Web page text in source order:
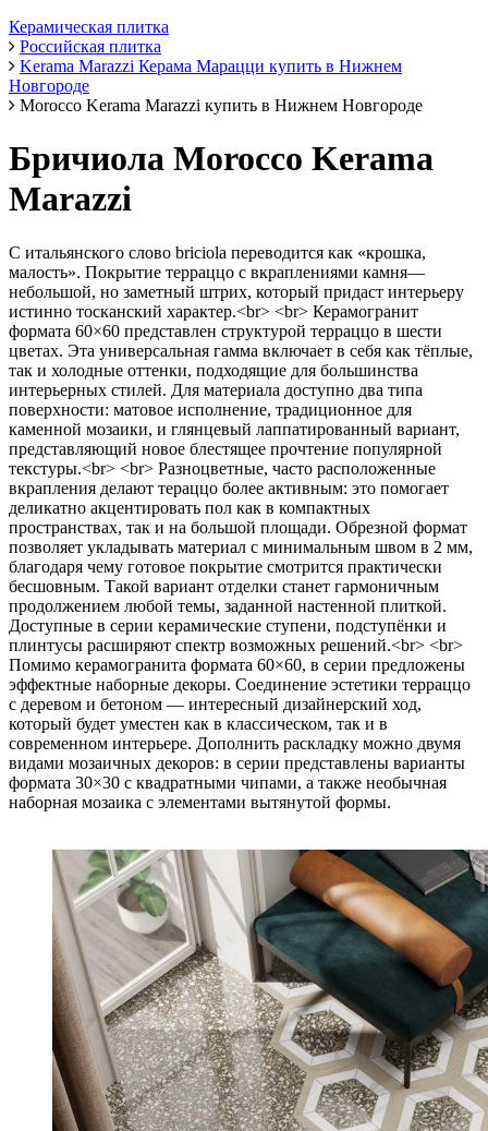
Керамическая плитка
Российская плитка
Kerama Marazzi Керама Марацци купить в Нижнем
Новгороде
Morocco Kerama Marazzi купить в Нижнем Новгороде
Бричиола Morocco Kerama
Marazzi
С итальянского слово briciola переводится как «крошка,
малость». Покрытие терраццо с вкраплениями камня—
небольшой, но заметный штрих, который придаст интерьеру
истинно тосканский характер.<br> <br> Керамогранит
формата 60×60 представлен структурой терраццо в шести
цветах. Эта универсальная гамма включает в себя как тёплые,
так и холодные оттенки, подходящие для большинства
интерьерных стилей. Для материала доступно два типа
поверхности: матовое исполнение, традиционное для
каменной мозаики, и глянцевый лаппатированный вариант,
представляющий новое блестящее прочтение популярной
текстуры.<br> <br> Разноцветные, часто расположенные
вкрапления делают тераццо более активным: это помогает
деликатно акцентировать пол как в компактных
пространствах, так и на большой площади. Обрезной формат
позволяет укладывать материал с минимальным швом в 2 мм,
благодаря чему готовое покрытие смотрится практически
бесшовным. Такой вариант отделки станет гармоничным
продолжением любой темы, заданной настенной плиткой.
Доступные в серии керамические ступени, подступёнки и
плинтусы расширяют спектр возможных решений.<br> <br>
Помимо керамогранита формата 60×60, в серии предложены
эффектные наборные декоры. Соединение эстетики терраццо
с деревом и бетоном — интересный дизайнерский ход,
который будет уместен как в классическом, так и в
современном интерьере. Дополнить раскладку можно двумя
видами мозаичных декоров: в серии представлены варианты
формата 30×30 с квадратными чипами, а также необычная
наборная мозаика с элементами вытянутой формы.